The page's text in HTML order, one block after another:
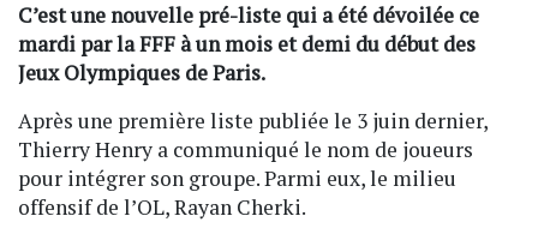
C’est une nouvelle pré-liste qui a été dévoilée ce
mardi par la FFF à un mois et demi du début des
Jeux Olympiques de Paris.
Après une première liste publiée le 3 juin dernier,
Thierry Henry a communiqué le nom de joueurs
pour intégrer son groupe. Parmi eux, le milieu
offensif de l’OL, Rayan Cherki.